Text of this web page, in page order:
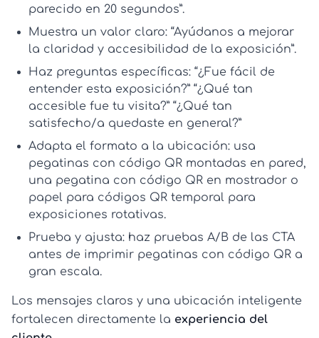
parecido en 20 segundos”.
Muestra un valor claro: “Ayúdanos a mejorar
la claridad y accesibilidad de la exposición”.
Haz preguntas específicas: “¿Fue fácil de
entender esta exposición?” “¿Qué tan
accesible fue tu visita?” “¿Qué tan
satisfecho/a quedaste en general?”
Adapta el formato a la ubicación: usa
pegatinas con código QR montadas en pared,
una pegatina con código QR en mostrador o
papel para códigos QR temporal para
exposiciones rotativas.
Prueba y ajusta: haz pruebas A/B de las CTA
antes de imprimir pegatinas con código QR a
gran escala.
Los mensajes claros y una ubicación inteligente
fortalecen directamente la experiencia del